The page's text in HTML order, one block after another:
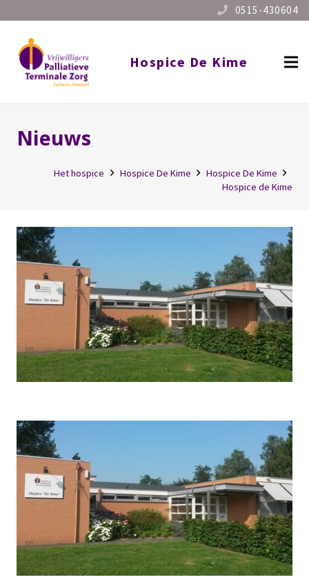
0515-430604
Hospice De Kime
Nieuws
Het hospice Hospice De Kime
Hospice De Kime
Hospice de Kime